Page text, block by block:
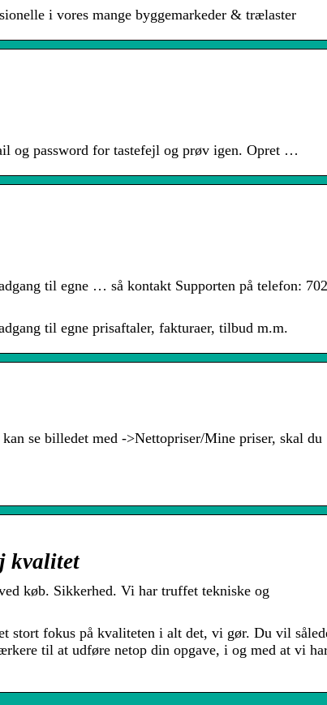
i vores mange byggemarkeder & trælaster
og password for tastefejl og prøv igen. Opret …
til egne … så kontakt Supporten på telefon:
til egne prisaftaler, fakturaer, tilbud m.m.
se billedet med ->Nettopriser/Mine priser, skal du
kvalitet
køb. Sikkerhed. Vi har truffet tekniske og
stort fokus på kvaliteten i alt det, vi gør. Du vil
til at udføre netop din opgave, i og med at vi